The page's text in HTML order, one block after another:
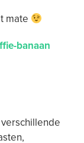
mate
banaan